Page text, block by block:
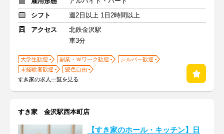
シフト
週2日以上 1日2時間以上
アクセス
北鉄金沢駅
車3分
大学生歓迎 副業・Ｗワーク歓迎
シルバー歓迎
未経験者歓迎
髪色自由
すき家の求人一覧を見る
すき家 金沢駅西本町店
【すき家のホール・キッチン】日